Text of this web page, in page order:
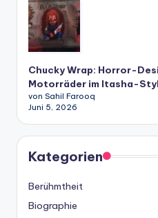
Chucky Wrap: Horror-
Motorräder im Itasha-
von Sahil Farooq
Juni 5, 2026
Kategorien
Berühmtheit
Biographie